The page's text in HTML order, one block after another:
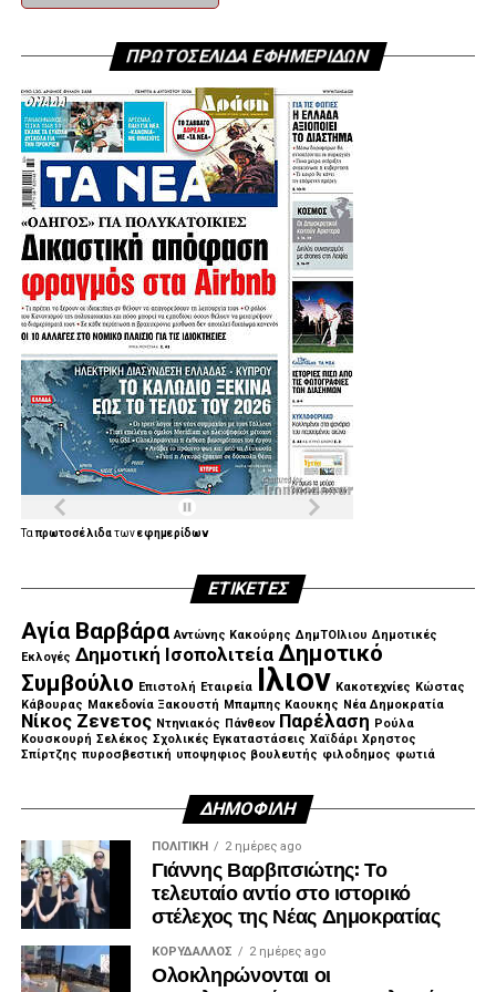
Σύμφωνα με τα αναλυτικά στοιχεία που παρουσιάστηκαν,
από το σύνολο των 352 έργων και παρεμβάσεων:
– 24 έχουν ήδη ολοκληρωθεί,
– 88 βρίσκονται σε φάση κατασκευής
– και 60 έχουν δημοπρατηθεί.
– Παράλληλα 35 έργα έχουν ολοκληρώσει τις απαραίτητες
ελεγκτικές διαδικασίες και πρόκειται να δημοπρατηθούν, –
ενώ 145 βρίσκονται σε διαδικασία ωρίμανσης.
Σε αυτό το πλαίσιο ακριβώς στα μέσα της θητείας της
Περιφερειακής Αρχής, το 58,81% του συνολικού
σχεδιασμού βρίσκεται ήδη σε ενεργή τροχιά υλοποίησης.
Αντίστοιχα, από τα 301 μεγαλύτερα έργα του
προγράμματος, τα 173 (ποσοστό 57,47%), έχουν
ολοκληρωθεί, εκτελούνται ή έχουν εισέλθει στη
διαγωνιστική
διαδικασία. Τα στοιχεία αυτά αποτυπώνουν, όπως
υπογράμμισε ο Περιφερειάρχης, τη συστηματική
μετάβαση από τον σχεδιασμό στην εφαρμογή και από τις
δεσμεύσεις σε συγκεκριμένο, μετρήσιμο και ορατό έργο.
στη φάση της εκτέλεσης. Το όραμα γίνεται έργο, με
εξασφαλισμένη χρηματοδότηση, συγκεκριμένα
χρονοδιαγράμματα, διαφάνεια και σεβασμό στα χρήματα
των φορολογουμένων», σημείωσε.
ΠΡΩΤΟΣΕΛΙΔΑ ΕΦΗΜΕΡΙΔΩΝ
Ταπρωτοσέλιδατωνεφημερίδων
ΕΤΙΚΈΤΕΣ
Αγία Βαρβάρα Αντώνης Κακούρης ΔημΤΟΙλιου Δημοτικές
Εκλογές Δημοτική Ισοπολιτεία Δημοτικό
Συμβούλιο Επιστολή Εταιρεία Ιλιον Κακοτεχνίες Κώστας
Κάβουρας Μακεδονία Ξακουστή Μπαμπης Καουκης Νέα Δημοκρατία
Νίκος Ζενετος Ντηνιακός Πάνθεον Παρέλαση Ρούλα
Κουσκουρή Σελέκος Σχολικές Εγκαταστάσεις Χαϊδάρι Χρηστος
Σπίρτζης πυροσβεστική υποψηφιος βουλευτής φιλοδημος φωτιά
ΔΗΜΟΦΙΛΉ
ΠΟΛΙΤΙΚΉ 2 ημέρες ago
Γιάννης Βαρβιτσιώτης: Το
τελευταίο αντίο στο ιστορικό
στέλεχος της Νέας Δημοκρατίας
ΚΟΡΥΔΑΛΛΟΣ 2 ημέρες ago
Ολοκληρώνονται οι